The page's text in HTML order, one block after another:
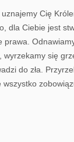
Cię
dla Ciebie jest
prawa.
wyrzekamy się
do zła.